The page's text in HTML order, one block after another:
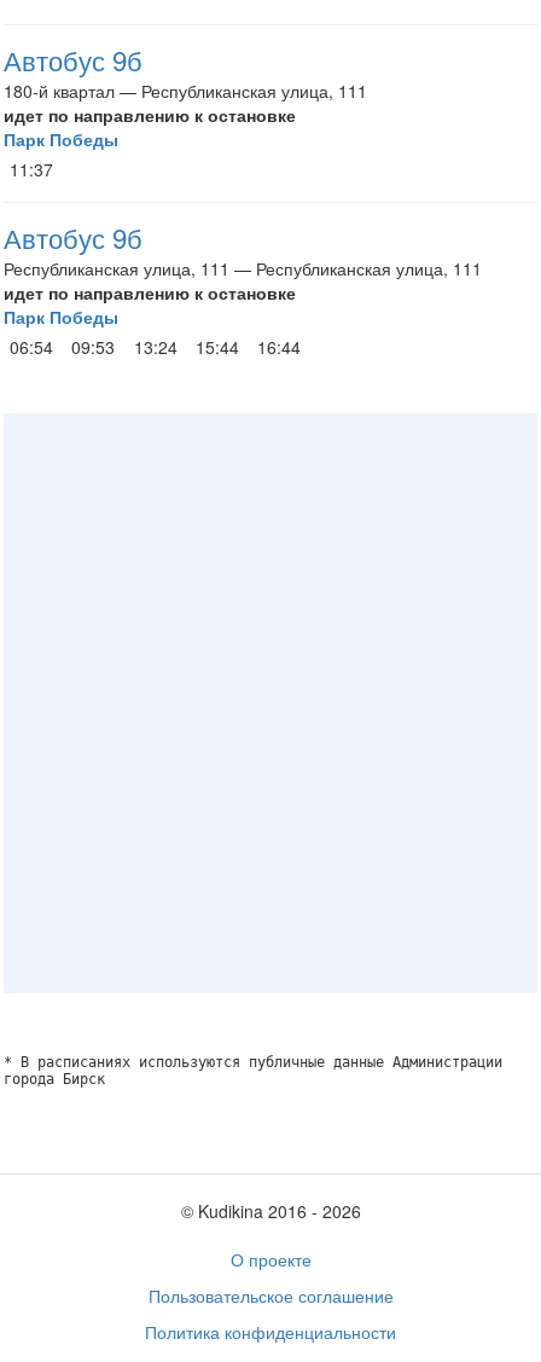
Автобус 9б
180-й квартал — Республиканская улица, 111
идет по направлению к остановке
Парк Победы
11:37
Автобус 9б
Республиканская улица, 111 — Республиканская улица, 111
идет по направлению к остановке
Парк Победы
06:54
09:53 13:24 15:44 16:44
* В расписаниях используются публичные данные Администрации
города Бирск
© Kudikina 2016 ‐ 2026
О проекте
Пользовательское соглашение
Политика конфиденциальности